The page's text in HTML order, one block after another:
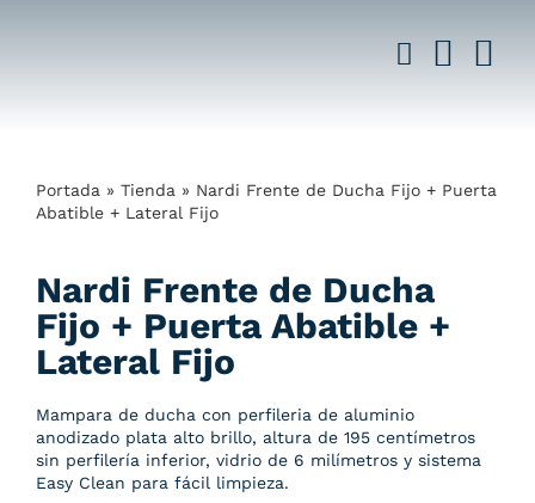
Portada » Tienda » Nardi Frente de Ducha Fijo + Puerta
Abatible + Lateral Fijo
Nardi Frente de Ducha
Fijo + Puerta Abatible +
Lateral Fijo
Mampara de ducha con perfileria de aluminio
anodizado plata alto brillo, altura de 195 centímetros
sin perfilería inferior, vidrio de 6 milímetros y sistema
Easy Clean para fácil limpieza.